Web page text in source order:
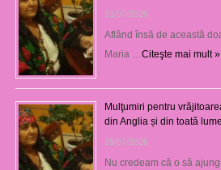
31/07/2026
Aflând însă de această
Maria … Citeşte mai mult »
Mulţumiri pentru
din Anglia și din toată
29/07/2026
Nu credeam că o să ajung